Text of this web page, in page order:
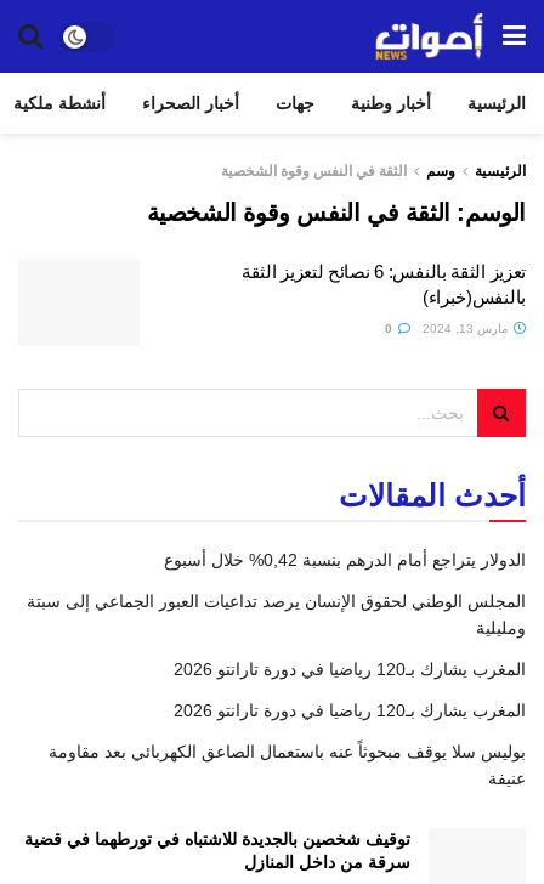
الرئيسية أخبار وطنية جهات أخبار الصحراء أنشطة ملكية
الرئيسية وسم الثقة في النفس وقوة الشخصية
الوسم: الثقة في النفس وقوة الشخصية
تعزيز الثقة بالنفس: 6 نصائح لتعزيز الثقة
بالنفس(خبراء)
مارس 13, 2024
أحدث المقالات
الدولار يتراجع أمام الدرهم بنسبة 0,42% خلال أسبوع
المجلس الوطني لحقوق الإنسان يرصد تداعيات العبور الجماعي إلى سبتة
ومليلية
المغرب يشارك بـ120 رياضيا في دورة تارانتو 2026
المغرب يشارك بـ120 رياضيا في دورة تارانتو 2026
بوليس سلا يوقف مبحوثاً عنه باستعمال الصاعق الكهربائي بعد مقاومة
عنيفة
توقيف شخصين بالجديدة للاشتباه في تورطهما في قضية
سرقة من داخل المنازل